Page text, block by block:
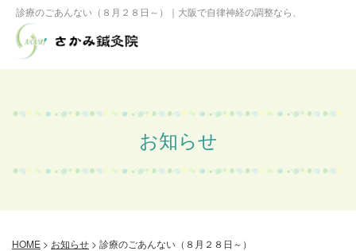
診療のごあんない（８月２８日～）｜大阪で自律神経の調整なら、さかみ鍼灸
お知らせ
HOME > お知らせ > 診療のごあんない（８月２８日～）